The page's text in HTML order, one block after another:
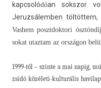
kapcsolódóan sokszor
Jeruz­sálemb­en töltöttem,
Vas­hem posztdok­tori
sokat utaz­tam az országon
1999-től – szin­te a mai napig,
zsidó közéleti-kulturális havilap